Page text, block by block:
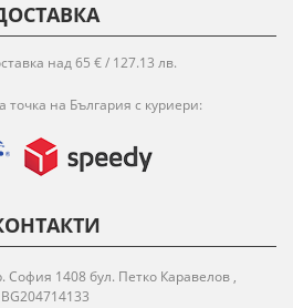
над 65 € / 127.13 лв.
точка на България с куриери:
1408 бул. Петко Каравелов ,
BG204714133